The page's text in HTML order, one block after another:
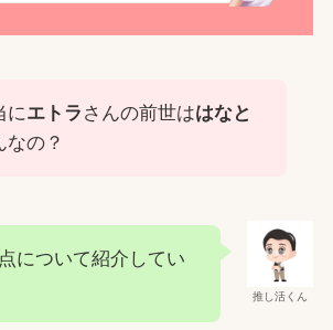
にエトラ さんの前世ははなと
なの？
推し活くん
について紹介してい